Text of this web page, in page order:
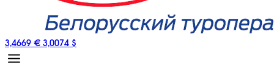
3,4669 € 3,0074 $